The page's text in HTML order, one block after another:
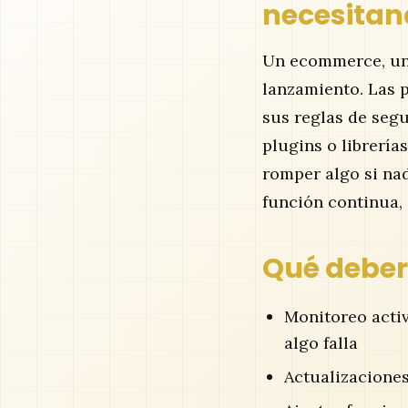
Un ecommerce,
lanzamiento. Las
sus reglas de
plugins o
romper algo si
función continua,
Qué
Monitoreo
algo falla